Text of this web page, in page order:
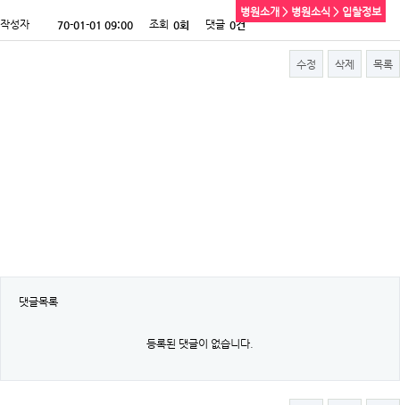
병원소개 > 병원소식 > 입찰정보
작성자
70-01-01 09:00 조회 0회 댓글 0건
수정 삭제 목록
댓글목록
등록된 댓글이 없습니다.